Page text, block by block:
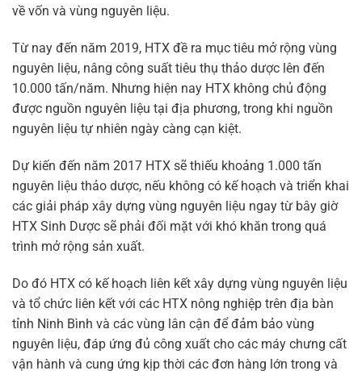
về vốn và vùng nguyên liệu.
Từ nay đến năm 2019, HTX đề ra mục tiêu mở rộng vùng
nguyên liệu, nâng công suất tiêu thụ thảo dược lên đến
10.000 tấn/năm. Nhưng hiện nay HTX không chủ động
được nguồn nguyên liệu tại địa phương, trong khi nguồn
nguyên liệu tự nhiên ngày càng cạn kiệt.
Dự kiến đến năm 2017 HTX sẽ thiếu khoảng 1.000 tấn
nguyên liệu thảo dược, nếu không có kế hoạch và triển khai
các giải pháp xây dựng vùng nguyên liệu ngay từ bây giờ
HTX Sinh Dược sẽ phải đối mặt với khó khăn trong quá
trình mở rộng sản xuất.
Do đó HTX có kế hoạch liên kết xây dựng vùng nguyên liệu
và tổ chức liên kết với các HTX nông nghiệp trên địa bàn
tỉnh Ninh Bình và các vùng lân cận để đảm bảo vùng
nguyên liệu, đáp ứng đủ công xuất cho các máy chưng cất
vận hành và cung ứng kịp thời các đơn hàng lớn trong và